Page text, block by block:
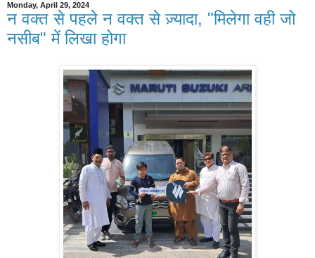
Monday, April 29, 2024
न वक्त से पहले न वक्त से ज़्यादा, "मिलेगा वही जो
नसीब" में लिखा होगा